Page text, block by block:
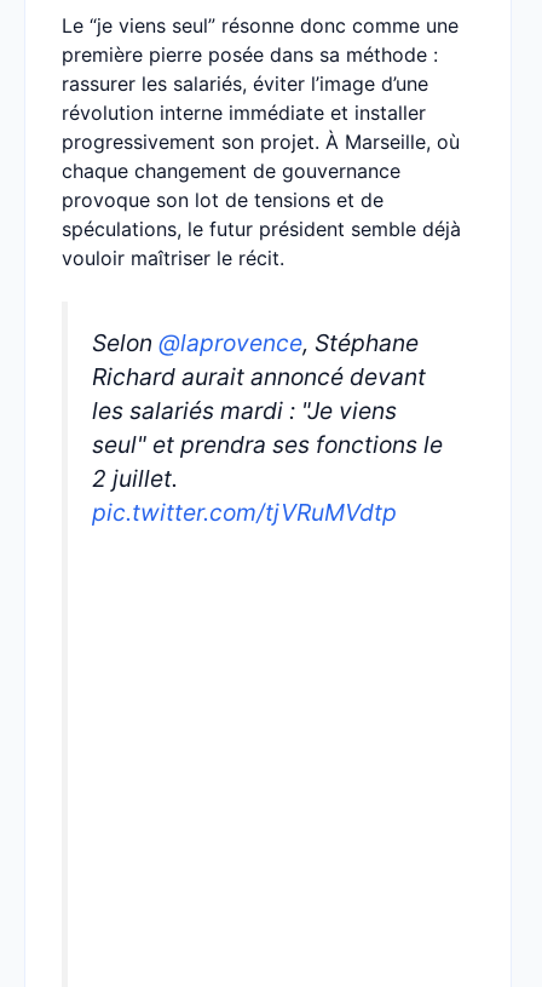
Le “je viens seul” résonne donc comme une
première pierre posée dans sa méthode :
rassurer les salariés, éviter l’image d’une
révolution interne immédiate et installer
progressivement son projet. À Marseille, où
chaque changement de gouvernance
provoque son lot de tensions et de
spéculations, le futur président semble déjà
vouloir maîtriser le récit.
Selon @laprovence, Stéphane
Richard aurait annoncé devant
les salariés mardi : "Je viens
seul" et prendra ses fonctions le
2 juillet.
pic.twitter.com/tjVRuMVdtp